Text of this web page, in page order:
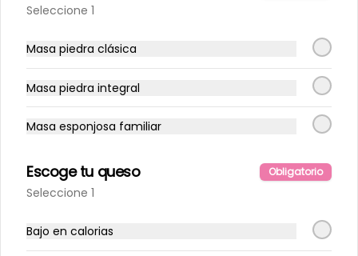
Conócenos
Delivery
Política de privacidad
Seleccione 1
Masa piedra clásica
Masa piedra integral
Masa esponjosa familiar
Escoge tu queso Obligatorio
Seleccione 1
Bajo en calorias